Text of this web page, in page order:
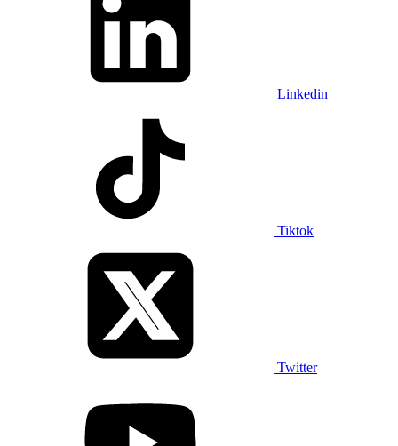
Linkedin
Tiktok
Twitter